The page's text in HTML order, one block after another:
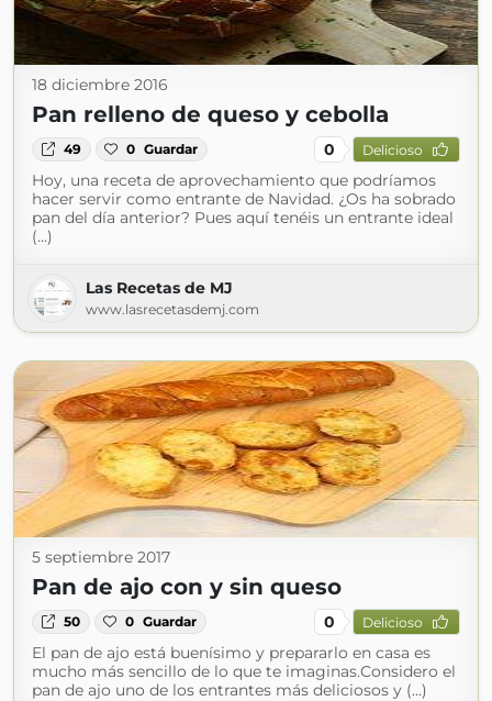
18 diciembre 2016
Pan relleno de queso y cebolla
49 0 Guardar 0 Delicioso
Hoy, una receta de aprovechamiento que podríamos
hacer servir como entrante de Navidad. ¿Os ha sobrado
pan del día anterior? Pues aquí tenéis un entrante ideal
(...)
Las Recetas de MJ
www.lasrecetasdemj.com
5 septiembre 2017
Pan de ajo con y sin queso
50 0 Guardar 0 Delicioso
El pan de ajo está buenísimo y prepararlo en casa es
mucho más sencillo de lo que te imaginas.Considero el
pan de ajo uno de los entrantes más deliciosos y (...)